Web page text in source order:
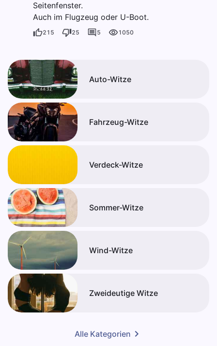
Seitenfenster.
Auch im Flugzeug oder U-Boot.
215 25 5 1050
Auto-Witze
Fahrzeug-Witze
Verdeck-Witze
Sommer-Witze
Wind-Witze
Zweideutige Witze
Alle Kategorien